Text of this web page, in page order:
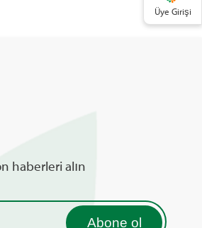
Üye Girişi
haberleri alın